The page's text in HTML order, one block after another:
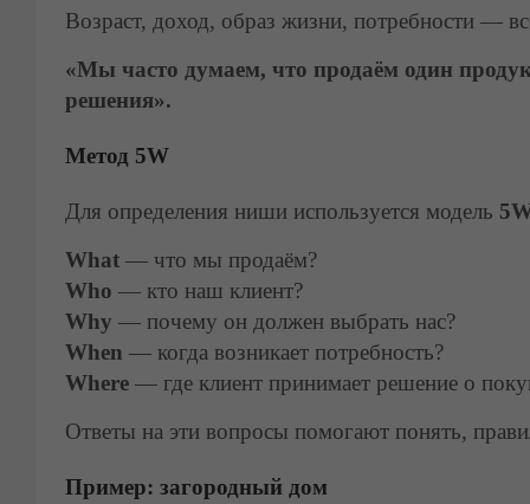
Возраст, доход, образ жизни, потребности —
«Мы часто думаем, что продаём один
решения».
Метод 5W
Для определения ниши используется модель
What — что мы продаём?
Who — кто наш клиент?
Why — почему он должен выбрать нас?
When — когда возникает потребность?
Where — где клиент принимает решение о
Ответы на эти вопросы помогают понять,
Пример: загородный дом